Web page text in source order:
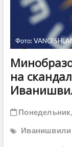
Фото: VANO
на
Понедельник,
Иванишвили